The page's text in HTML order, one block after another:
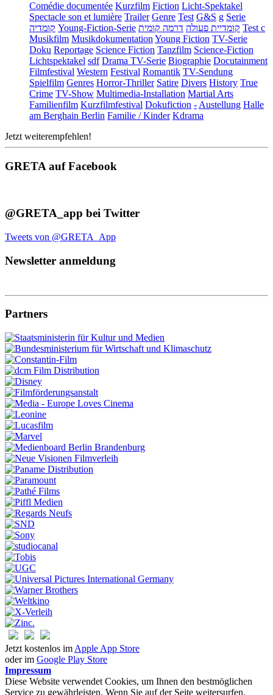
Comédie documentée Kurzfilm Fiction Licht-Spektakel
Spectacle son et lumière Trailer Genre Test G&S g Serie
קומדיה Young-Fiction-Serie קומדיית פעולה דרמה קומית
Test c
Musikfilm Musikdokumentation Young Fiction TV-Serie
Doku Reportage Science Fiction Tanzfilm Science-Fiction
Lichtspektakel sdf Drama TV-Serie Biographie Docutainment
Filmfestival Western Festival Romantik TV-Sendung
Spielfilm Genres Horror-Thriller Satire Divers History True
Crime TV-Show Multimedia-Installation Martial Arts
Familienfilm Kurzfilmfestival Dokufiction - Austellung Halle
am Berghain Berlin Familie / Kinder Kdrama
Jetzt weiterempfehlen!
GRETA auf Facebook
@GRETA_app bei Twitter
Tweets von @GRETA_App
Newsletter anmeldung
Partners
Jetzt kostenlos im Apple App Store
oder im Google Play Store
Impressum
Diese Website verwendet Cookies, um Ihnen den bestmöglichen
Service zu gewährleisten. Wenn Sie auf der Seite weitersurfen,